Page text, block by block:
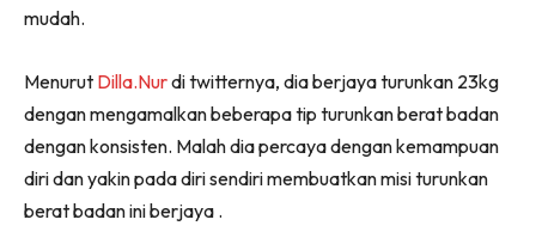
mudah.
Menurut Dilla.Nurdi twitternya, dia berjaya turunkan 23kg
dengan mengamalkan beberapa tip turunkan berat badan
dengan konsisten. Malah dia percaya dengan kemampuan
diri dan yakin pada diri sendiri membuatkan misi turunkan
berat badan ini berjaya .